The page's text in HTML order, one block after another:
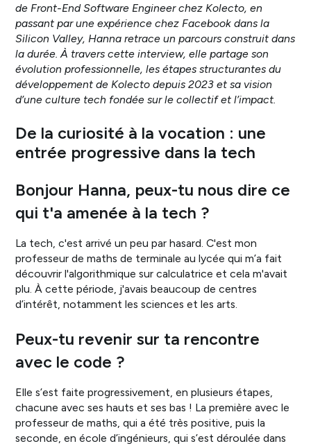
de Front-End Software Engineer chez Kolecto, en
passant par une expérience chez Facebook dans la
Silicon Valley, Hanna retrace un parcours construit dans
la durée. À travers cette interview, elle partage son
évolution professionnelle, les étapes structurantes du
développement de Kolecto depuis 2023 et sa vision
d’une culture tech fondée sur le collectif et l’impact.
De la curiosité à la vocation : une
entrée progressive dans la tech
Bonjour Hanna, peux-tu nous dire ce
qui t'a amenée à la tech ?
La tech, c'est arrivé un peu par hasard. C'est mon
professeur de maths de terminale au lycée qui m’a fait
découvrir l'algorithmique sur calculatrice et cela m'avait
plu. À cette période, j'avais beaucoup de centres
d’intérêt, notamment les sciences et les arts.
Peux-tu revenir sur ta rencontre
avec le code ?
Elle s’est faite progressivement, en plusieurs étapes,
chacune avec ses hauts et ses bas ! La première avec le
professeur de maths, qui a été très positive, puis la
seconde, en école d’ingénieurs, qui s’est déroulée dans